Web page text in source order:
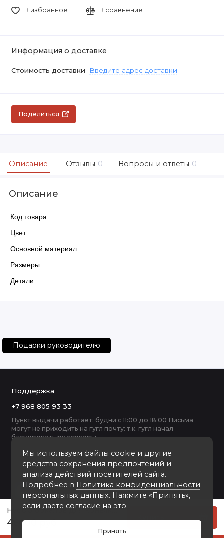
Набор бокалов для коньяка со штофом Охота в большом футляре с накладкой Настоящий мужчина 10056555
46000 руб
В избранное В сравнение
Информация о доставке
Стоимость доставки Введите адрес доставки
Поделиться
Описание Отзывы 0 Вопросы и ответы 0
Описание
Код товара
Цвет
Основной материал
Размеры
Детали
Подарки руководителю
Мы используем файлы cookie и другие
средства сохранения предпочтений и
анализа действий посетителей сайта.
Подробнее в Политика конфиденциальности
персональных данных. Нажмите «Принять»,
если даете согласие на это.
Принять
Поддержка
+7 968 805 93 33
Пункт выдачи работает: будни с 11:00 до 18:00 Письма
могут не приходить на гугл почту: т.к. гугл начал
блокировать ру серверы